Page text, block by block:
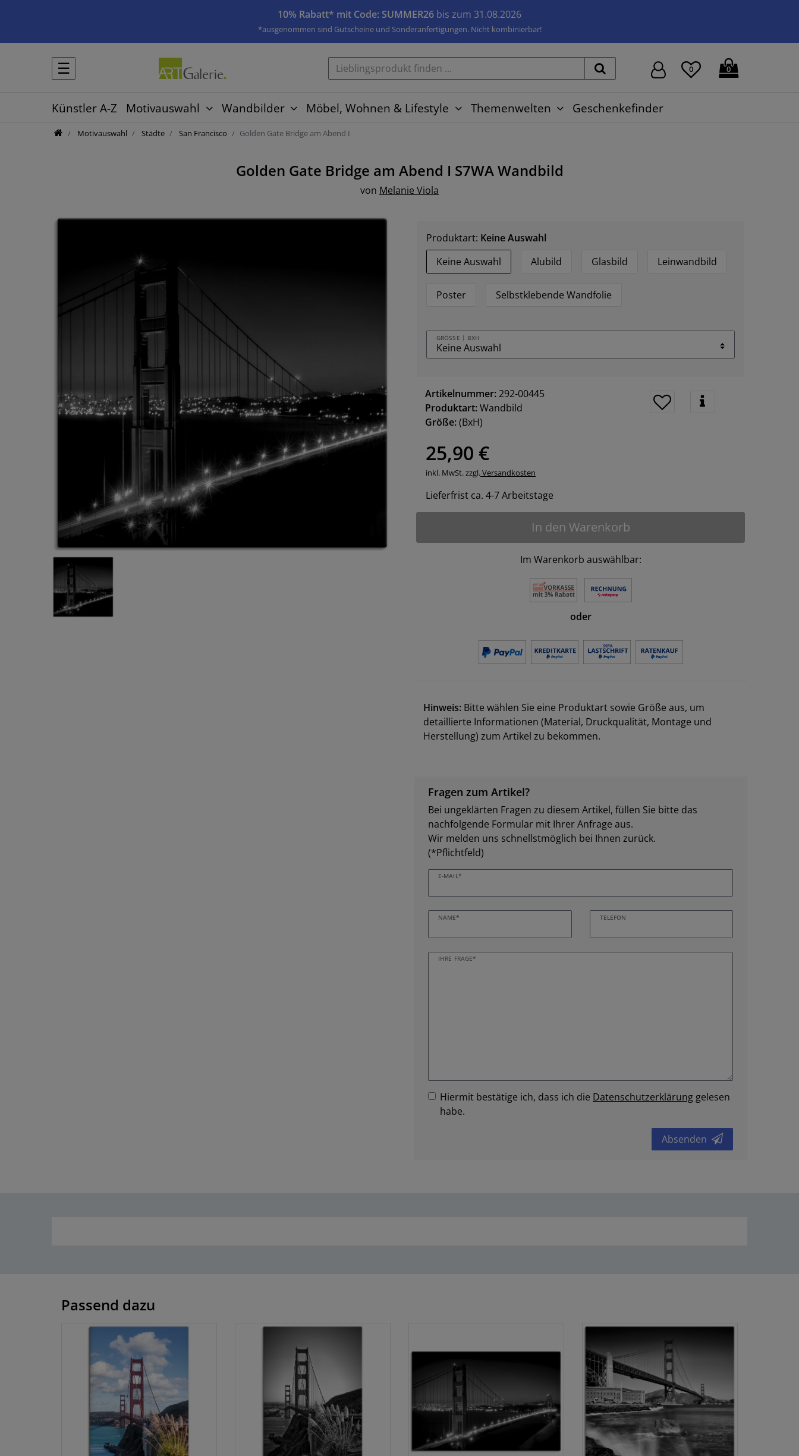
10% Rabatt* mit Code: SUMMER26 bis zum 31.08.2026
*ausgenommen sind Gutscheine und Sonderanfertigungen. Nicht kombinierbar!
☰ 0 0
Künstler A-Z Motivauswahl Wandbilder Möbel, Wohnen & Lifestyle Themenwelten Geschenkefinder
Motivauswahl Städte San Francisco Golden Gate Bridge am Abend I
Golden Gate Bridge am Abend I S7WAWandbild
von Melanie Viola
Produktart: Keine Auswahl
Keine Auswahl
Alubild Glasbild Leinwandbild
Poster Selbstklebende Wandfolie
GRÖSSE | BXH
Artikelnummer:292-00445
Produktart:Wandbild
Größe:(BxH)
25,90 €
inkl. MwSt. zzgl. Versandkosten
Lieferfrist ca. 4-7 Arbeitstage
In den Warenkorb
Im Warenkorb auswählbar:
oder
Hinweis: Bitte wählen Sie eine Produktart sowie Größe aus, um
detaillierte Informationen (Material, Druckqualität, Montage und
Herstellung) zum Artikel zu bekommen.
Fragen zum Artikel?
Bei ungeklärten Fragen zu diesem Artikel, füllen Sie bitte das
nachfolgende Formular mit Ihrer Anfrage aus.
Wir melden uns schnellstmöglich bei Ihnen zurück.
(*Pflichtfeld)
E-MAIL*
NAME* TELEFON
IHRE FRAGE*
Hiermit bestätige ich, dass ich die Daten­schutz­erklärung gelesen
habe.
Absenden
Passend dazu